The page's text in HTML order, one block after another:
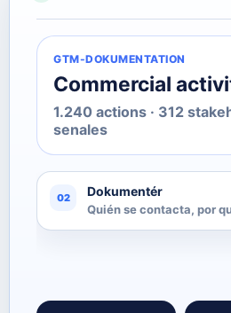
GTM-DOKUMENTATION
Commercial
1.240 actions · 312
senales